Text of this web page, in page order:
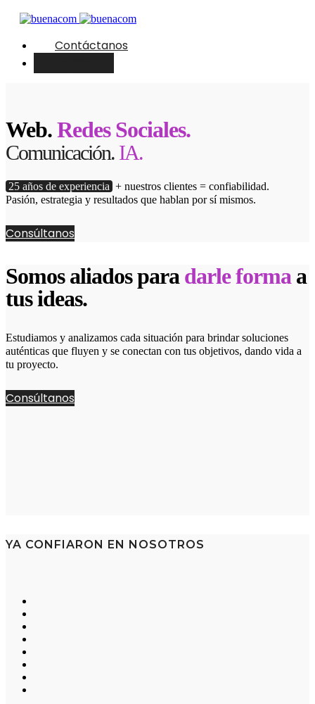
Contáctanos
Web.Redes Sociales.
Comunicación. IA.
25 años de experiencia + nuestros clientes = confiabilidad.
Pasión, estrategia y resultados que hablan por sí mismos.
Consúltanos
Somos aliados para darle forma a
tus ideas.
Estudiamos y analizamos cada situación para brindar soluciones
auténticas que fluyen y se conectan con tus objetivos, dando vida a
tu proyecto.
Consúltanos
YA CONFIARON EN NOSOTROS